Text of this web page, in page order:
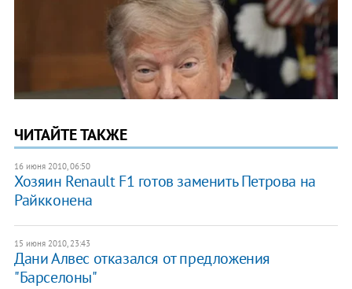
ЧИТАЙТЕ ТАКЖЕ
16 июня 2010, 06:50
Хозяин Renault F1 готов заменить Петрова на
Райкконена
15 июня 2010, 23:43
Дани Алвес отказался от предложения
"Барселоны"